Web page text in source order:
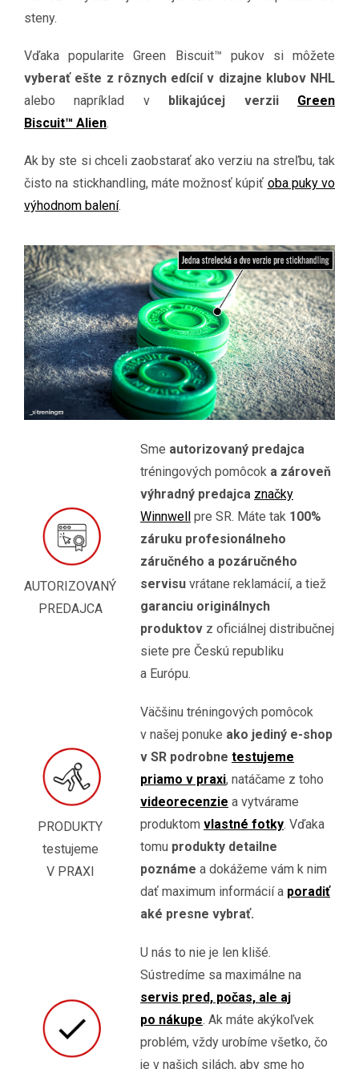
steny.
Vďaka popularite Green Biscuit™ pukov si môžete
vyberať ešte z rôznych edícií v dizajne klubov NHL
alebo napríklad v blikajúcej verzii Green
Biscuit™ Alien.
Ak by ste si chceli zaobstarať ako verziu na streľbu, tak
čisto na stickhandling, máte možnosť kúpiť oba puky vo
výhodnom balení.
AUTORIZOVANÝ
PREDAJCA
Sme autorizovaný predajca
tréningových pomôcok a zároveň
výhradný predajca značky
Winnwell
pre SR. Máte tak 100%
záruku profesionálneho
záručného a pozáručného
servisu vrátane reklamácií, a tiež
garanciu originálnych
produktov z oficiálnej distribučnej
siete pre Českú republiku
a Európu.
PRODUKTY
testujeme
V PRAXI
Väčšinu tréningových pomôcok
v našej ponuke ako jediný e-shop
v SR podrobne testujeme
priamo v praxi, natáčame z toho
videorecenzie a vytvárame
produktom vlastné fotky. Vďaka
tomu produkty detailne
poznáme a dokážeme vám k nim
dať maximum informácií a poradiť
aké presne vybrať.
U nás to nie je len klišé.
Sústredíme sa maximálne na
servis pred, počas, ale aj
po nákupe. Ak máte akýkoľvek
problém, vždy urobíme všetko, čo
je v našich silách, aby sme ho